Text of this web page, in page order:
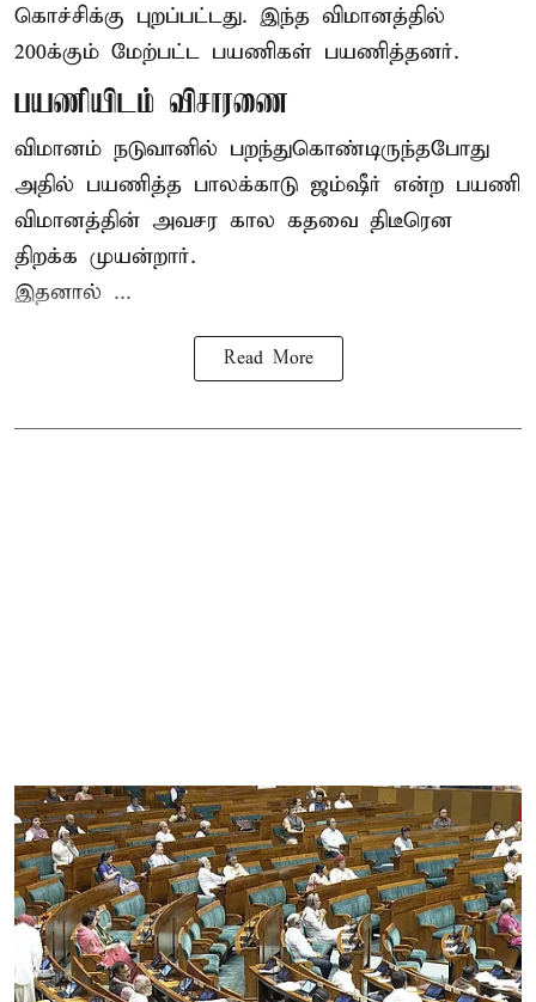
கொச்சிக்கு புறப்பட்டது. இந்த விமானத்தில்
200க்கும் மேற்பட்ட பயணிகள் பயணித்தனர்.
பயணியிடம் விசாரணை
விமானம் நடுவானில் பறந்துகொண்டிருந்தபோது
அதில் பயணித்த பாலக்காடு ஜம்ஷீர் என்ற பயணி
விமானத்தின் அவசர கால கதவை திடீரென
திறக்க முயன்றார்.
இதனால் ...
Read More